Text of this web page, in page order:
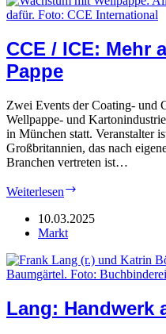
CCE / ICE: Mehr
Pappe
Zwei Events der Coating- und
Wellpappe- und
in München statt. Veranstalter
Großbritannien, das nach
Branchen vertreten ist…
Weiterlesen
ICE:
Karton
und
10.03.2025
Markt
Lang: Handwerk